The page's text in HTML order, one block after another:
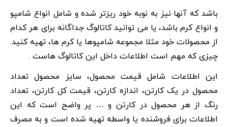
باشد که آنها نیز به نوبه خود ریزتر شده و شامل انواع شامپو
و انواع کرم باشد، یا می توانید کاتالوگ جداگانه برای هر کدام
از محصولات خود مثلا مجموعه شامپوها یا کرم ها، تهیه کنید.
چیزی که مهم است اطلاعات داخل این کاتالوگ هاست .
این اطلاعات شامل قیمت محصول، سایز محصول تعداد
محصول در یک کارتن، اندازه کارتن، قیمت کل کارتن، تعداد
رنگ از هر محصول در کارتن و … پر واضح است که این
اطلاعات برای فروشنده یا واسطه تهیه شده است و به مصرف